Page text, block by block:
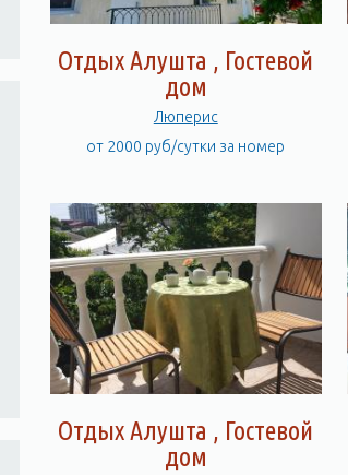
Отдых Алушта , Гостевой
дом
Люперис
от 2000 руб/сутки за номер
Отдых Алушта , Гостевой
дом